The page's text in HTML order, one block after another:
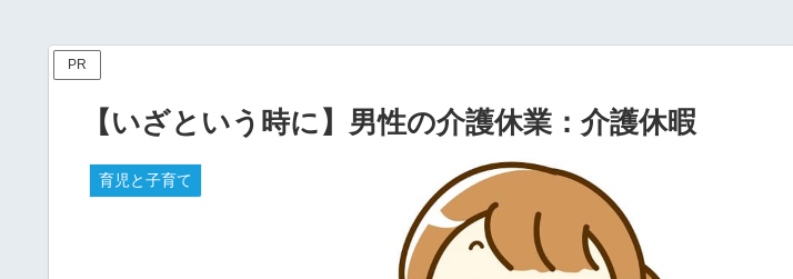
PR
【いざという時に】男性の介護休業：介護休暇
育児と子育て